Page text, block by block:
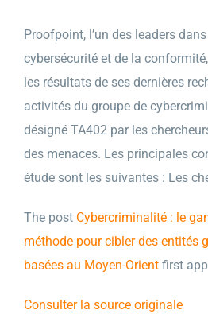
Proofpoint, l’un des leaders
cybersécurité et de la
les résultats de ses dernières
activités du groupe de
désigné TA402 par les
des menaces. Les principales
étude sont les suivantes : Les
The post Cybercriminalité : le
méthode pour cibler des entités
basées au Moyen-Orient first
Consulter la source originale